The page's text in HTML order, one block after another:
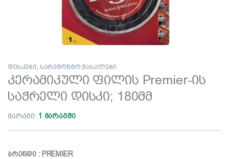
დისკები, სარემონტო მასალები
კერამიკული ფილის Premier-ის
საჭრელი დისკი; 180მმ
მარაგი: 1 მარაგში
ბრენდი : PREMIER